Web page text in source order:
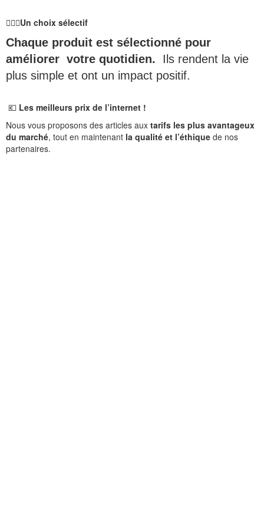
🙋🏻‍♀️Un choix sélectif
Chaque produit est sélectionné pour
améliorer votre quotidien.
Ils rendent la vie
plus simple et ont un impact positif.
💶 Les meilleurs prix de l’internet !
Nous vous proposons des articles aux tarifs les plus avantageux
du marché, tout en maintenant la qualité et l’éthique de nos
partenaires.